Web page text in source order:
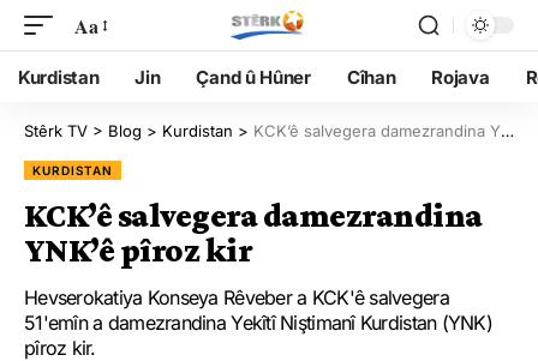
Aa
Kurdistan Jin Çand û Hûner Cîhan Rojava
Stêrk TV > Blog > Kurdistan > KCK’ê salvegera damezrandina YNK’ê pîroz kir
KURDISTAN
KCK’ê salvegera damezrandina
YNK’ê pîroz kir
Hevserokatiya Konseya Rêveber a KCK'ê salvegera
51'emîn a damezrandina Yekîtî Niştimanî Kurdistan (YNK)
pîroz kir.